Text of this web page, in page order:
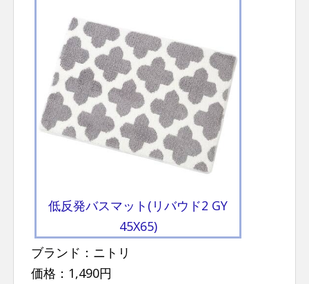
低反発バスマット(リバウド2 GY
45X65)
ブランド：ニトリ
価格：1,490円